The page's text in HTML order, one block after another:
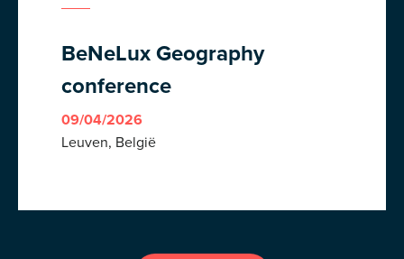
BeNeLux Geography
conference
09/04/2026
Leuven, België